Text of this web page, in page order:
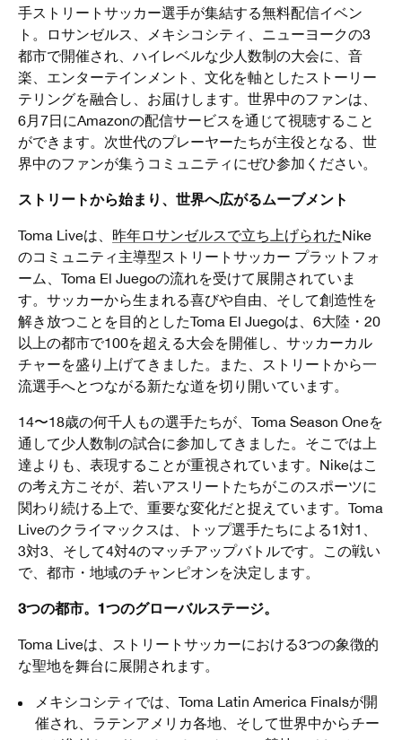
手ストリートサッカー選手が集結する無料配信イベン
ト。ロサンゼルス、メキシコシティ、ニューヨークの3
都市で開催され、ハイレベルな少人数制の大会に、音
楽、エンターテインメント、文化を軸としたストーリー
テリングを融合し、お届けします。世界中のファンは、
6月7日にAmazonの配信サービスを通じて視聴すること
ができます。次世代のプレーヤーたちが主役となる、世
界中のファンが集うコミュニティにぜひ参加ください。
ストリートから始まり、世界へ広がるムーブメント
Toma Liveは、 昨年ロサンゼルスで立ち上げられたNike
のコミュニティ主導型ストリートサッカー プラットフォ
ーム、Toma El Juegoの流れを受けて展開されていま
す。サッカーから生まれる喜びや自由、そして創造性を
解き放つことを目的としたToma El Juegoは、6大陸・20
以上の都市で100を超える大会を開催し、サッカーカル
チャーを盛り上げてきました。また、ストリートから一
流選手へとつながる新たな道を切り開いています。
14〜18歳の何千人もの選手たちが、Toma Season Oneを
通して少人数制の試合に参加してきました。そこでは上
達よりも、表現することが重視されています。Nikeはこ
の考え方こそが、若いアスリートたちがこのスポーツに
関わり続ける上で、重要な変化だと捉えています。Toma
Liveのクライマックスは、トップ選手たちによる1対1、
3対3、そして4対4のマッチアップバトルです。この戦い
で、都市・地域のチャンピオンを決定します。
3つの都市。1つのグローバルステージ。
Toma Liveは、ストリートサッカーにおける3つの象徴的
な聖地を舞台に展開されます。
メキシコシティでは、Toma Latin America Finalsが開
催され、ラテンアメリカ各地、そして世界中からチー